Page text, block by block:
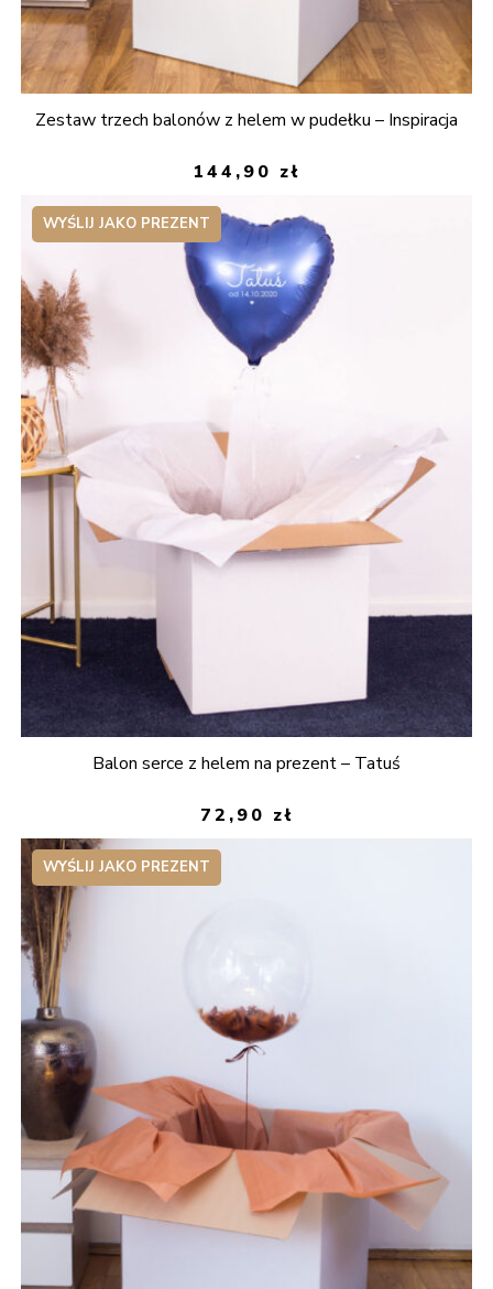
Zestaw trzech balonów z helem w pudełku – Inspiracja
144,90 zł
WYŚLIJ JAKO PREZENT
Balon serce z helem na prezent – Tatuś
72,90 zł
WYŚLIJ JAKO PREZENT